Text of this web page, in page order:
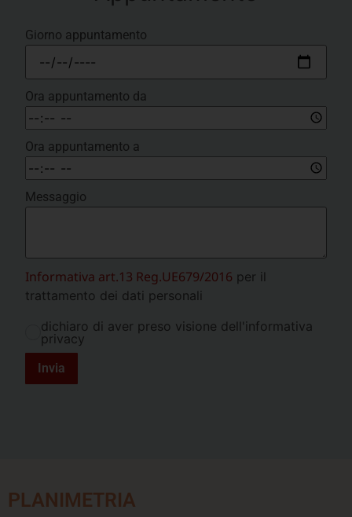
Giorno appuntamento
Ora appuntamento da
Ora appuntamento a
Messaggio
Informativa art.13 Reg.UE679/2016 per il
trattamento dei dati personali
dichiaro di aver preso visione dell'informativa
privacy
Invia
PLANIMETRIA